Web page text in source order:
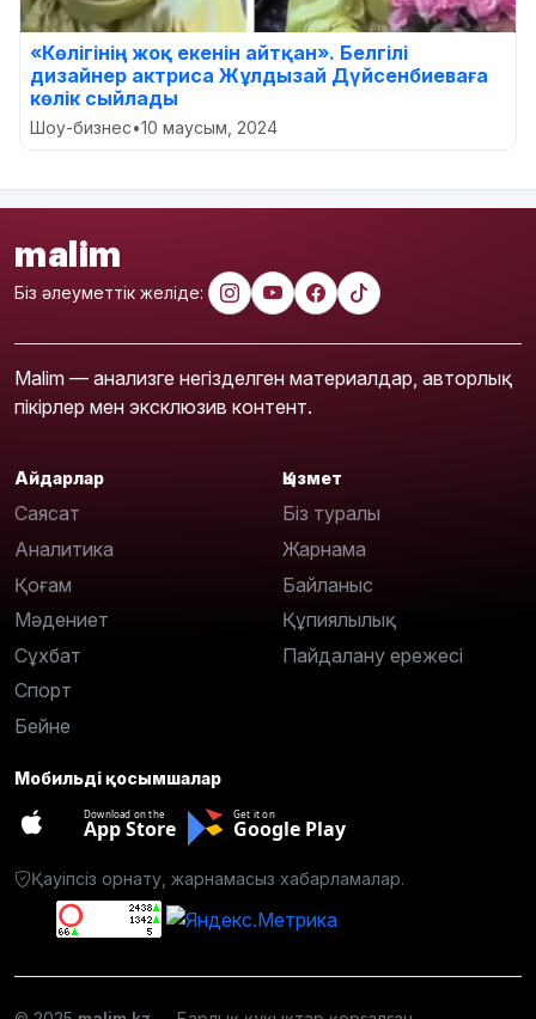
«Көлігінің жоқ екенін айтқан». Белгілі
дизайнер актриса Жұлдызай Дүйсенбиеваға
көлік сыйлады
Шоу-бизнес•10 маусым, 2024
malim
Біз әлеуметтік желіде:
Malim — анализге негізделген материалдар, авторлық
пікірлер мен эксклюзив контент.
Айдарлар
Саясат
Аналитика
Қоғам
Мәдениет
Сұхбат
Спорт
Бейне
Қызмет
Біз туралы
Жарнама
Байланыс
Құпиялылық
Пайдалану ережесі
Мобильді қосымшалар
Download on the
App Store
Get it on
Google Play
Қауіпсіз орнату, жарнамасыз хабарламалар.